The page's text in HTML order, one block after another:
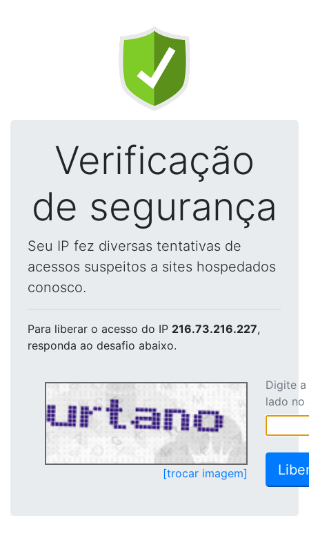
Verificação
de segurança
Seu IP fez diversas tentativas de
acessos suspeitos a sites hospedados
conosco.
Para liberar o acesso do IP 216.73.216.227,
responda ao desafio abaixo.
[trocar imagem]
Digite
lado no